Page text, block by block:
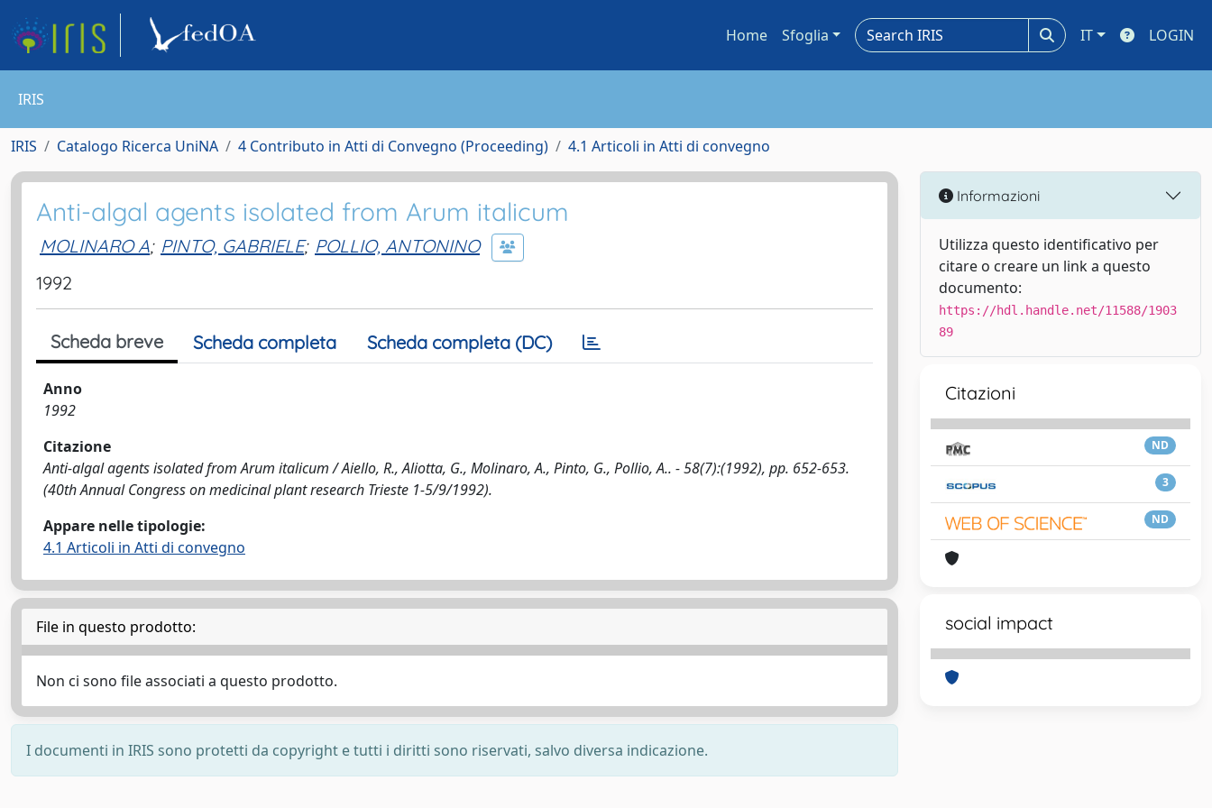
Home Sfoglia IT LOGIN
IRIS
IRIS Catalogo Ricerca UniNA 4 Contributo in Atti di Convegno (Proceeding) 4.1 Articoli in Atti di convegno
Anti-algal agents isolated from Arum italicum
MOLINARO A; PINTO, GABRIELE; POLLIO, ANTONINO
1992
Scheda breve Scheda completa Scheda completa (DC)
Anno
1992
Citazione
Anti-algal agents isolated from Arum italicum / Aiello, R., Aliotta, G., Molinaro, A., Pinto, G., Pollio, A.. - 58(7):(1992), pp. 652-653.
(40th Annual Congress on medicinal plant research Trieste 1-5/9/1992).
Appare nelle tipologie:
4.1 Articoli in Atti di convegno
File in questo prodotto:
Non ci sono file associati a questo prodotto.
I documenti in IRIS sono protetti da copyright e tutti i diritti sono riservati, salvo diversa indicazione.
Informazioni
Utilizza questo identificativo per
citare o creare un link a questo
documento:
https://hdl.handle.net/11588/1903
89
Citazioni
ND
3
ND
social impact